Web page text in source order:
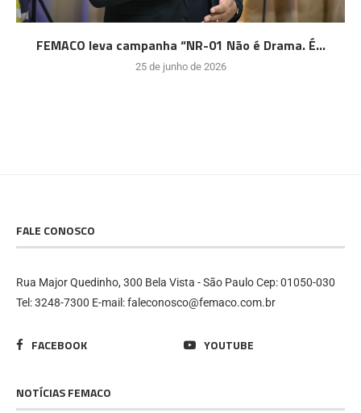
FEMACO leva campanha “NR-01 Não é Drama. É...
25 de junho de 2026
FALE CONOSCO
Rua Major Quedinho, 300 Bela Vista - São Paulo Cep: 01050-030
Tel: 3248-7300 E-mail: faleconosco@femaco.com.br
FACEBOOK YOUTUBE
NOTÍCIAS FEMACO